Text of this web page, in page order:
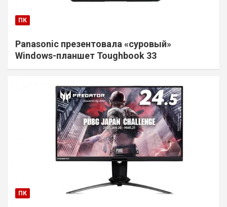
ПК
Panasonic презентовала «суровый»
Windows-планшет Toughbook 33
ПК